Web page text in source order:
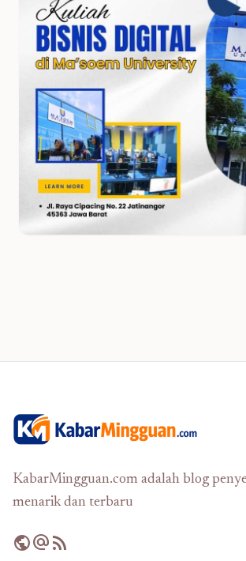
KabarMingguan.com adalah blog
menarik dan terbaru
publicalternate_emailrss_feed